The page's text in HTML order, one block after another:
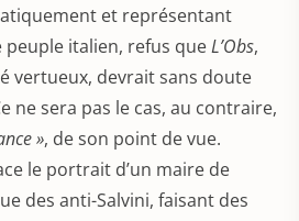
et représentant
italien, refus queL’Obs,
vertueux, devrait sans doute
ne sera pas le cas, au contraire,
», de son point de vue.
le portrait d’un maire de
des anti-Salvini, faisant des